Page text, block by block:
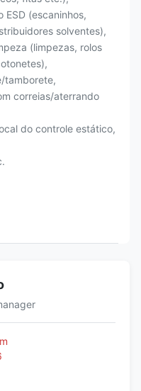
(escaninhos,
solventes),
(limpezas, rolos
tamborete,
correias/aterrando
do controle estático,